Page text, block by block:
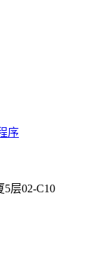
序
层02-C10